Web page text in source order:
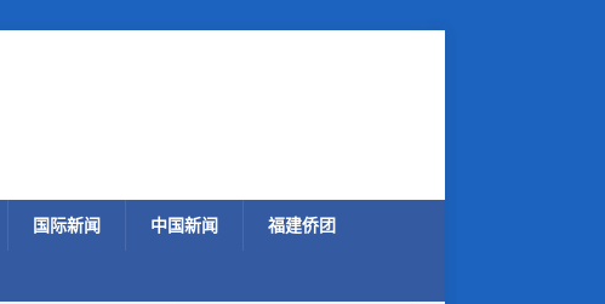
国际新闻 中国新闻 福建侨团